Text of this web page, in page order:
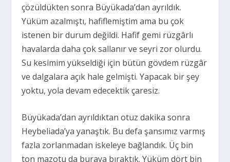
çözüldükten sonra Büyükada’dan ayrıldık.
Yüküm azalmıştı, hafiflemiştim ama bu çok
istenen bir durum değildi. Hafif gemi rüzgârlı
havalarda daha çok sallanır ve seyri zor olurdu.
Su kesimim yükseldiği için bütün gövdem rüzgâr
ve dalgalara açık hale gelmişti. Yapacak bir şey
yoktu, yola devam edecektik çaresiz.
Büyükada’dan ayrıldıktan otuz dakika sonra
Heybeliada’ya yanaştık. Bu defa şansımız varmış
fazla zorlanmadan iskeleye bağlandık. Üç bin
ton mazotu da buraya bıraktık. Yüküm dört bin